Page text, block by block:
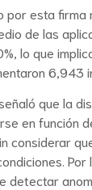
por esta firma
de las
lo que
6,943
que la
en función
considerar
detectar